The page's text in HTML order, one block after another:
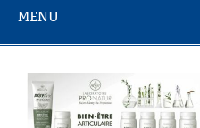
MENU